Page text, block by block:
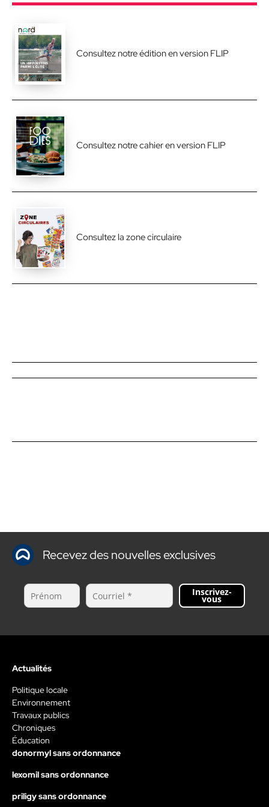
Consultez notre édition en version FLIP
Consultez notre cahier en version FLIP
Consultez la zone circulaire
Recevez des nouvelles exclusives
Inscrivez-
vous
Actualités
Politique locale
Environnement
Travaux publics
Chroniques
Éducation
donormyl sans ordonnance
lexomil sans ordonnance
priligy sans ordonnance